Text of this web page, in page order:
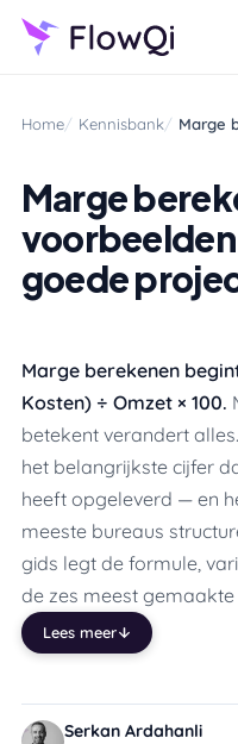
Home Kennisbank
Marge
voorbeelden
goede
Marge berekenen
Kosten) ÷ Omzet × 100.
betekent verandert
het belangrijkste cijfer
heeft opgeleverd — en
meeste bureaus
gids legt de formule,
de zes meest
Lees meer
Serkan Ardahanli